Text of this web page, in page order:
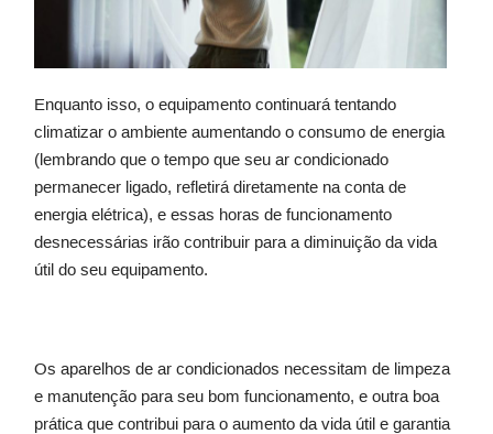
Enquanto isso, o equipamento continuará tentando
climatizar o ambiente aumentando o consumo de energia
(lembrando que o tempo que seu ar condicionado
permanecer ligado, refletirá diretamente na conta de
energia elétrica), e essas horas de funcionamento
desnecessárias irão contribuir para a diminuição da vida
útil do seu equipamento.
Os aparelhos de ar condicionados necessitam de limpeza
e manutenção para seu bom funcionamento, e outra boa
prática que contribui para o aumento da vida útil e garantia